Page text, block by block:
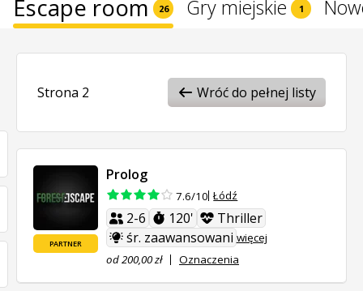
Escape room 26 Gry miejskie 1
Strona 2 Wróć do pełnej listy
PARTNER
Prolog
7.6/10 Łódź
2-6 120'
Thriller
śr. zaawansowani więcej
od 200,00 zł
Oznaczenia